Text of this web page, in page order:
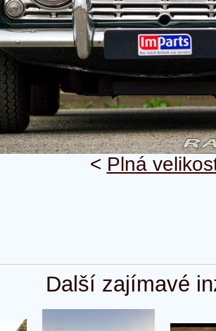
< Plná
Další zajímavé